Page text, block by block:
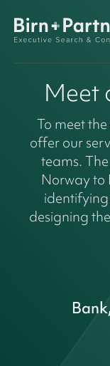
Meet
To meet
offer our
teams.
Norway to
designing